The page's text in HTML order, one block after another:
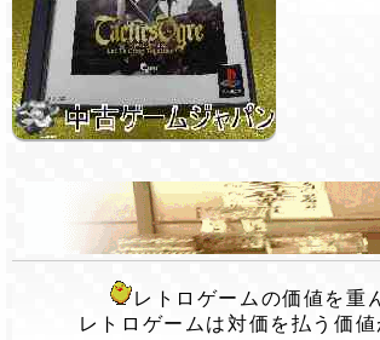
レトロゲームの価値を重
レトロゲームは対価を払う価